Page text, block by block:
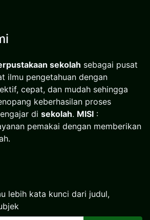
sekolah sebagai pusat
ilmu pengetahuan dengan
cepat, dan mudah sehingga
keberhasilan proses
di sekolah. MISI :
pemakai dengan memberikan
lebih kata kunci dari judul,